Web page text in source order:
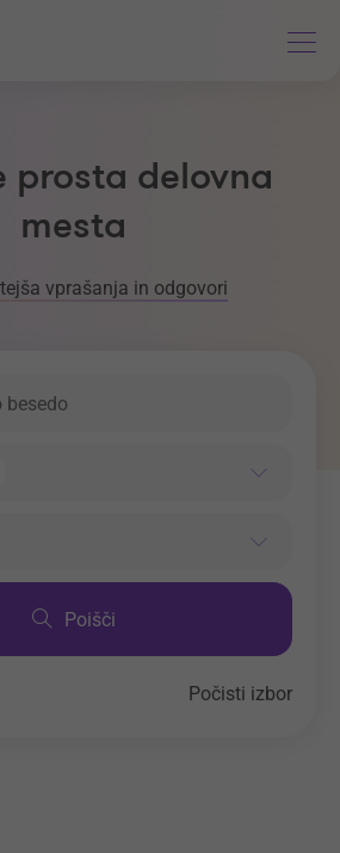
prosta delovna
mesta
vprašanja in odgovori
Poišči
Počisti izbor